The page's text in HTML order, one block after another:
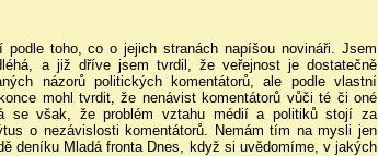
toho, co o jejich stranách napíšou novináři. Jsem
a již dříve jsem tvrdil, že veřejnost je dostatečně
názorů politických komentátorů, ale podle vlastní
mohl tvrdit, že nenávist komentátorů vůči té či oné
se však, že problém vztahu médií a politiků stojí za
o nezávislosti komentátorů. Nemám tím na mysli jen
deníku Mladá fronta Dnes, když si uvědomíme, v jakých